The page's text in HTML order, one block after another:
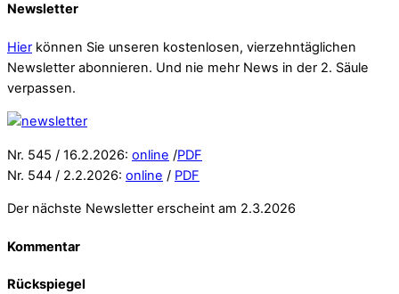
Newsletter
Hier können Sie unseren kostenlosen, vierzehntäglichen
Newsletter abonnieren. Und nie mehr News in der 2. Säule
verpassen.
Nr. 545 / 16.2.2026: online /PDF
Nr. 544 / 2.2.2026: online / PDF
Der nächste Newsletter erscheint am 2.3.2026
Kommentar
Rückspiegel